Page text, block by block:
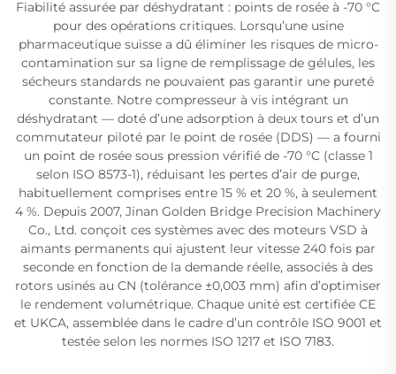
Fiabilité assurée par déshydratant : points de rosée à -70 °C
pour des opérations critiques. Lorsqu’une usine
pharmaceutique suisse a dû éliminer les risques de micro-
contamination sur sa ligne de remplissage de gélules, les
sécheurs standards ne pouvaient pas garantir une pureté
constante. Notre compresseur à vis intégrant un
déshydratant — doté d’une adsorption à deux tours et d’un
commutateur piloté par le point de rosée (DDS) — a fourni
un point de rosée sous pression vérifié de -70 °C (classe 1
selon ISO 8573-1), réduisant les pertes d’air de purge,
habituellement comprises entre 15 % et 20 %, à seulement
4 %. Depuis 2007, Jinan Golden Bridge Precision Machinery
Co., Ltd. conçoit ces systèmes avec des moteurs VSD à
aimants permanents qui ajustent leur vitesse 240 fois par
seconde en fonction de la demande réelle, associés à des
rotors usinés au CN (tolérance ±0,003 mm) afin d’optimiser
le rendement volumétrique. Chaque unité est certifiée CE
et UKCA, assemblée dans le cadre d’un contrôle ISO 9001 et
testée selon les normes ISO 1217 et ISO 7183.